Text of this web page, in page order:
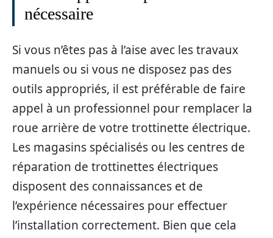
nécessaire
Si vous n’êtes pas à l’aise avec les travaux
manuels ou si vous ne disposez pas des
outils appropriés, il est préférable de faire
appel à un professionnel pour remplacer la
roue arrière de votre trottinette électrique.
Les magasins spécialisés ou les centres de
réparation de trottinettes électriques
disposent des connaissances et de
l’expérience nécessaires pour effectuer
l’installation correctement. Bien que cela